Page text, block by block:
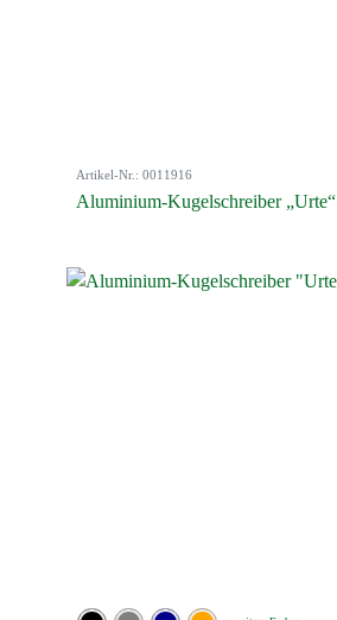
Artikel-Nr.: 0011916
Aluminium-Kugelschreiber „Urte“